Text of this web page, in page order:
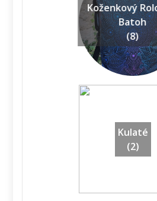
Koženkový
Batoh
(8)
Kulaté
(2)